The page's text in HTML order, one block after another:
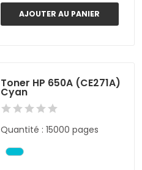
AJOUTER AU PANIER
Toner HP 650A (CE271A)
Cyan
Quantité : 15000 pages